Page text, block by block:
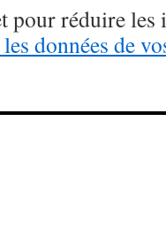
pour réduire les
données de